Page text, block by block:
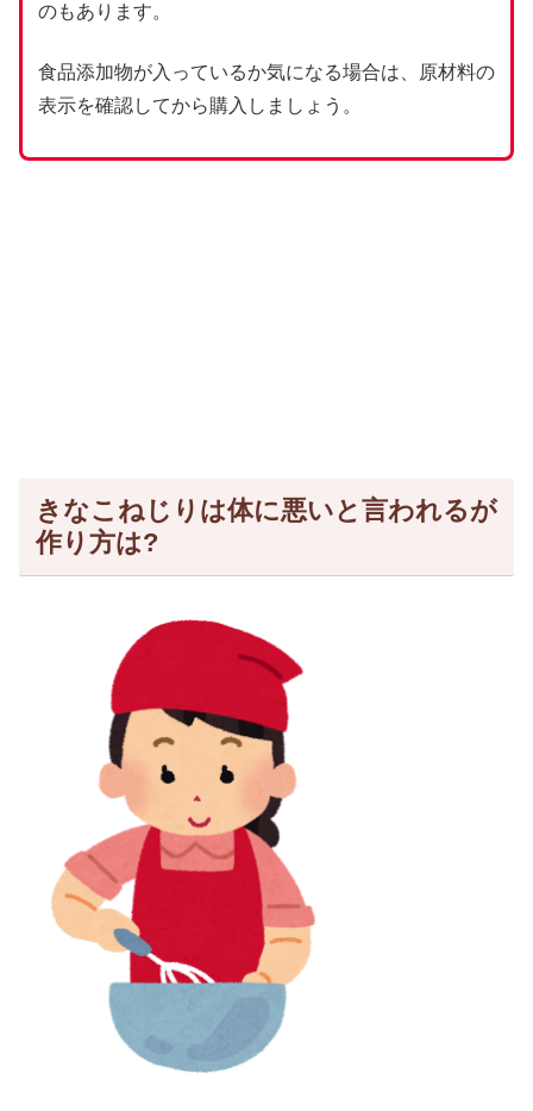
のもあります。
食品添加物が入っているか気になる場合は、原材料の
表示を確認してから購入しましょう。
きなこねじりは体に悪いと言われるが
作り方は?